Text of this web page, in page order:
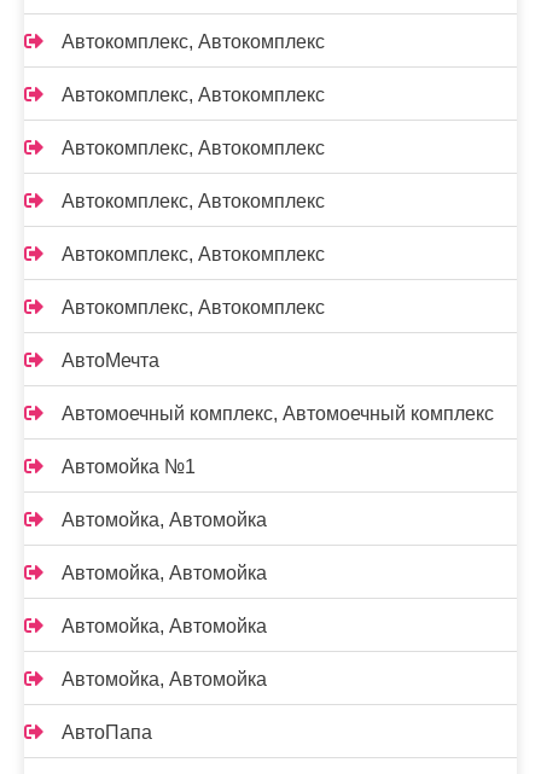
Автокомплекс, Автокомплекс
Автокомплекс, Автокомплекс
Автокомплекс, Автокомплекс
Автокомплекс, Автокомплекс
Автокомплекс, Автокомплекс
Автокомплекс, Автокомплекс
АвтоМечта
Автомоечный комплекс, Автомоечный комплекс
Автомойка №1
Автомойка, Автомойка
Автомойка, Автомойка
Автомойка, Автомойка
Автомойка, Автомойка
АвтоПапа